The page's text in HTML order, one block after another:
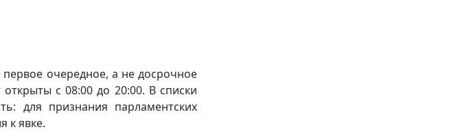
очередное, а не досрочное
с 08:00 до 20:00. В списки
для признания парламентских
к явке.